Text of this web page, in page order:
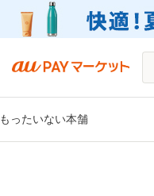
もったいない本舗